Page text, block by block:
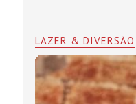
LAZER & DIVERSÃO